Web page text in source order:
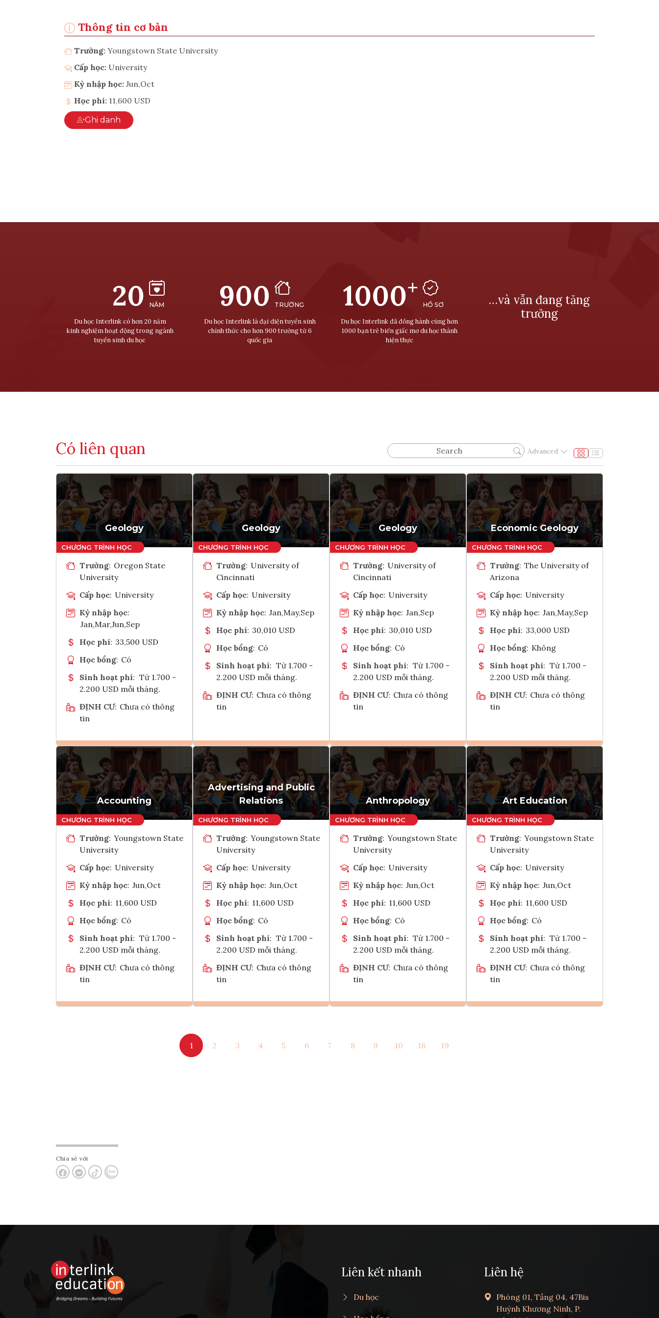
Thông tin cơ bản
Trường: Youngstown State University
Cấp học: University
Kỳ nhập học: Jun,Oct
Học phí: 11,600 USD
Ghi danh
20 NĂM
Du học Interlink có hơn 20 năm
kinh nghiệm hoạt động trong ngành
tuyển sinh du học
900 TRƯỜNG
Du học Interlink là đại diện tuyển sinh
chính thức cho hơn 900 trường từ 6
quốc gia
1000+
HỒ SƠ
Du học Interlink đã đồng hành cùng hơn
1000 bạn trẻ biến giấc mơ du học thành
hiện thực
…và vẫn đang tăng
trưởng
Có liên quan Advanced
Geology
Trường: Oregon State
University
Cấp học: University
Kỳ nhập học:
Jan,Mar,Jun,Sep
Học phí: 33,500 USD
Học bổng: Có
Sinh hoạt phí: Từ 1.700 -
2.200 USD mỗi tháng.
ĐỊNH CƯ: Chưa có thông
tin
Ghi danh
Tham vấn Interlink
Geology
Trường: University of
Cincinnati
Cấp học: University
Kỳ nhập học: Jan,May,Sep
Học phí: 30,010 USD
Học bổng: Có
Sinh hoạt phí: Từ 1.700 -
2.200 USD mỗi tháng.
ĐỊNH CƯ: Chưa có thông
tin
Ghi danh
Tham vấn Interlink
Geology
Trường: University of
Cincinnati
Cấp học: University
Kỳ nhập học: Jan,Sep
Học phí: 30,010 USD
Học bổng: Có
Sinh hoạt phí: Từ 1.700 -
2.200 USD mỗi tháng.
ĐỊNH CƯ: Chưa có thông
tin
Ghi danh
Tham vấn Interlink
Economic Geology
Trường: The University of
Arizona
Cấp học: University
Kỳ nhập học: Jan,May,Sep
Học phí: 33,000 USD
Học bổng: Không
Sinh hoạt phí: Từ 1.700 -
2.200 USD mỗi tháng.
ĐỊNH CƯ: Chưa có thông
tin
Ghi danh
Tham vấn Interlink
Accounting
Trường: Youngstown State
University
Cấp học: University
Kỳ nhập học: Jun,Oct
Học phí: 11,600 USD
Học bổng: Có
Sinh hoạt phí: Từ 1.700 -
2.200 USD mỗi tháng.
ĐỊNH CƯ: Chưa có thông
tin
Advertising and Public
Relations
Trường: Youngstown State
University
Cấp học: University
Kỳ nhập học: Jun,Oct
Học phí: 11,600 USD
Học bổng: Có
Sinh hoạt phí: Từ 1.700 -
2.200 USD mỗi tháng.
ĐỊNH CƯ: Chưa có thông
tin
Tham vấn Interlink
Anthropology
Trường: Youngstown State
University
Cấp học: University
Kỳ nhập học: Jun,Oct
Học phí: 11,600 USD
Học bổng: Có
Sinh hoạt phí: Từ 1.700 -
2.200 USD mỗi tháng.
ĐỊNH CƯ: Chưa có thông
tin
Tham vấn Interlink
Art Education
Trường: Youngstown State
University
Cấp học: University
Kỳ nhập học: Jun,Oct
Học phí: 11,600 USD
Học bổng: Có
Sinh hoạt phí: Từ 1.700 -
2.200 USD mỗi tháng.
ĐỊNH CƯ: Chưa có thông
tin
1 2 3 4 5 6 7 8 9 10 18 19
Chia sẻ với
Liên kết nhanh
Du học
Liên hệ
Phòng 01, Tầng 04, 47Bis
Huỳnh Khương Ninh, P.